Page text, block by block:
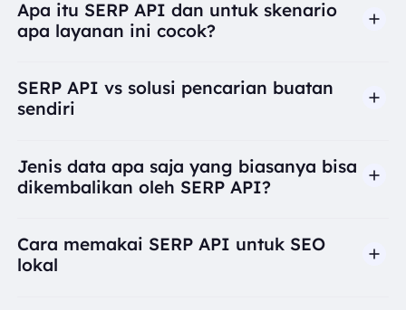
Apa itu SERP API dan untuk skenario
apa layanan ini cocok?
SERP API vs solusi pencarian buatan
sendiri
Jenis data apa saja yang biasanya bisa
dikembalikan oleh SERP API?
Cara memakai SERP API untuk SEO
lokal